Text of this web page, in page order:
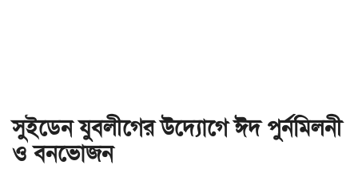
সুইডেন যুবলীগের উদ্যোগে ঈদ পুর্নমিলনী
ও বনভোজন